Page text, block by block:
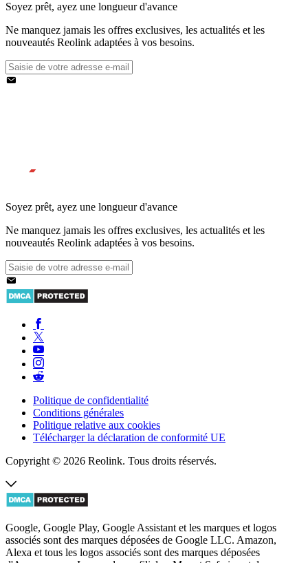
Soyez prêt, ayez une longueur d'avance
Ne manquez jamais les offres exclusives, les actualités et les
nouveautés Reolink adaptées à vos besoins.
Soyez prêt, ayez une longueur d'avance
Ne manquez jamais les offres exclusives, les actualités et les
nouveautés Reolink adaptées à vos besoins.
Politique de confidentialité
Conditions générales
Politique relative aux cookies
Télécharger la déclaration de conformité UE
Copyright © 2026 Reolink. Tous droits réservés.
Google, Google Play, Google Assistant et les marques et logos
associés sont des marques déposées de Google LLC. Amazon,
Alexa et tous les logos associés sont des marques déposées